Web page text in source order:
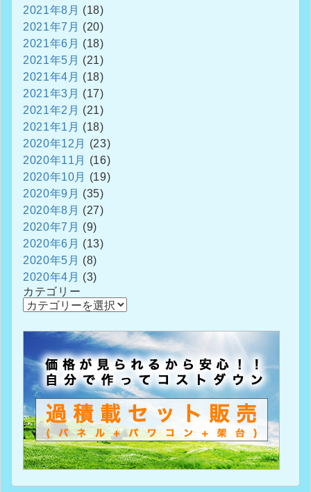
2021年8月 (18)
2021年7月 (20)
2021年6月 (18)
2021年5月 (21)
2021年4月 (18)
2021年3月 (17)
2021年2月 (21)
2021年1月 (18)
2020年12月
(23)
2020年11月
(16)
2020年10月
(19)
2020年9月 (35)
2020年8月 (27)
2020年7月 (9)
2020年6月 (13)
2020年5月 (8)
2020年4月 (3)
カテゴリー